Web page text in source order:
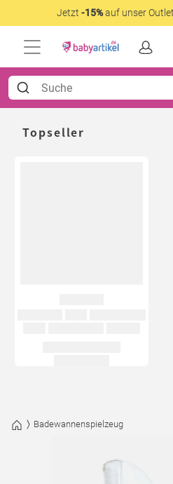
Jetzt -15%auf unser
Topseller
Badewannenspielzeug